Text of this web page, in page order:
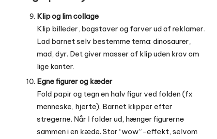
Klip og lim collage
Klip billeder, bogstaver og farver ud af reklamer.
Lad barnet selv bestemme tema: dinosaurer,
mad, dyr. Det giver masser af klip uden krav om
lige kanter.
Egne figurer og kæder
Fold papir og tegn en halv figur ved folden (fx
menneske, hjerte). Barnet klipper efter
stregerne. Når I folder ud, hænger figurerne
sammen i en kæde. Stor “wow”-effekt, selvom